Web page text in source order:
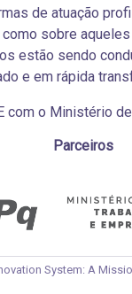
de atuação
sobre
estão sendo
e em rápida
com o Ministério
Parceiros
System: A